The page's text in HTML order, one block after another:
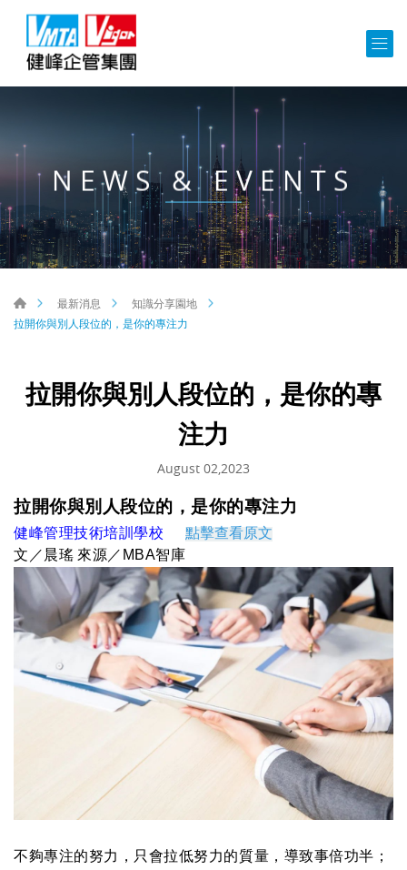
NEWS & EVENTS
最新消息
知識分享園地
拉開你與別人段位的，是你的專注力
拉開你與別人段位的，是你的專
注力
August 02,2023
拉開你與別人段位的，是你的專注力
健峰管理技術培訓學校 點擊查看原文
文／晨瑤 來源／ MBA智庫
不夠專注的努力，只會拉低努力的質量，導致事倍功半；